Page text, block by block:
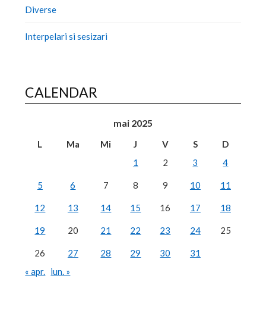
Diverse
Interpelari si sesizari
CALENDAR
mai 2025
L Ma Mi J V S
D
1
2 3 4
5 6 7 8 9 10 11
12 13 14 15 16 17 18
19 20 21 22 23 24 25
26 27 28 29 30
31
« apr. iun. »